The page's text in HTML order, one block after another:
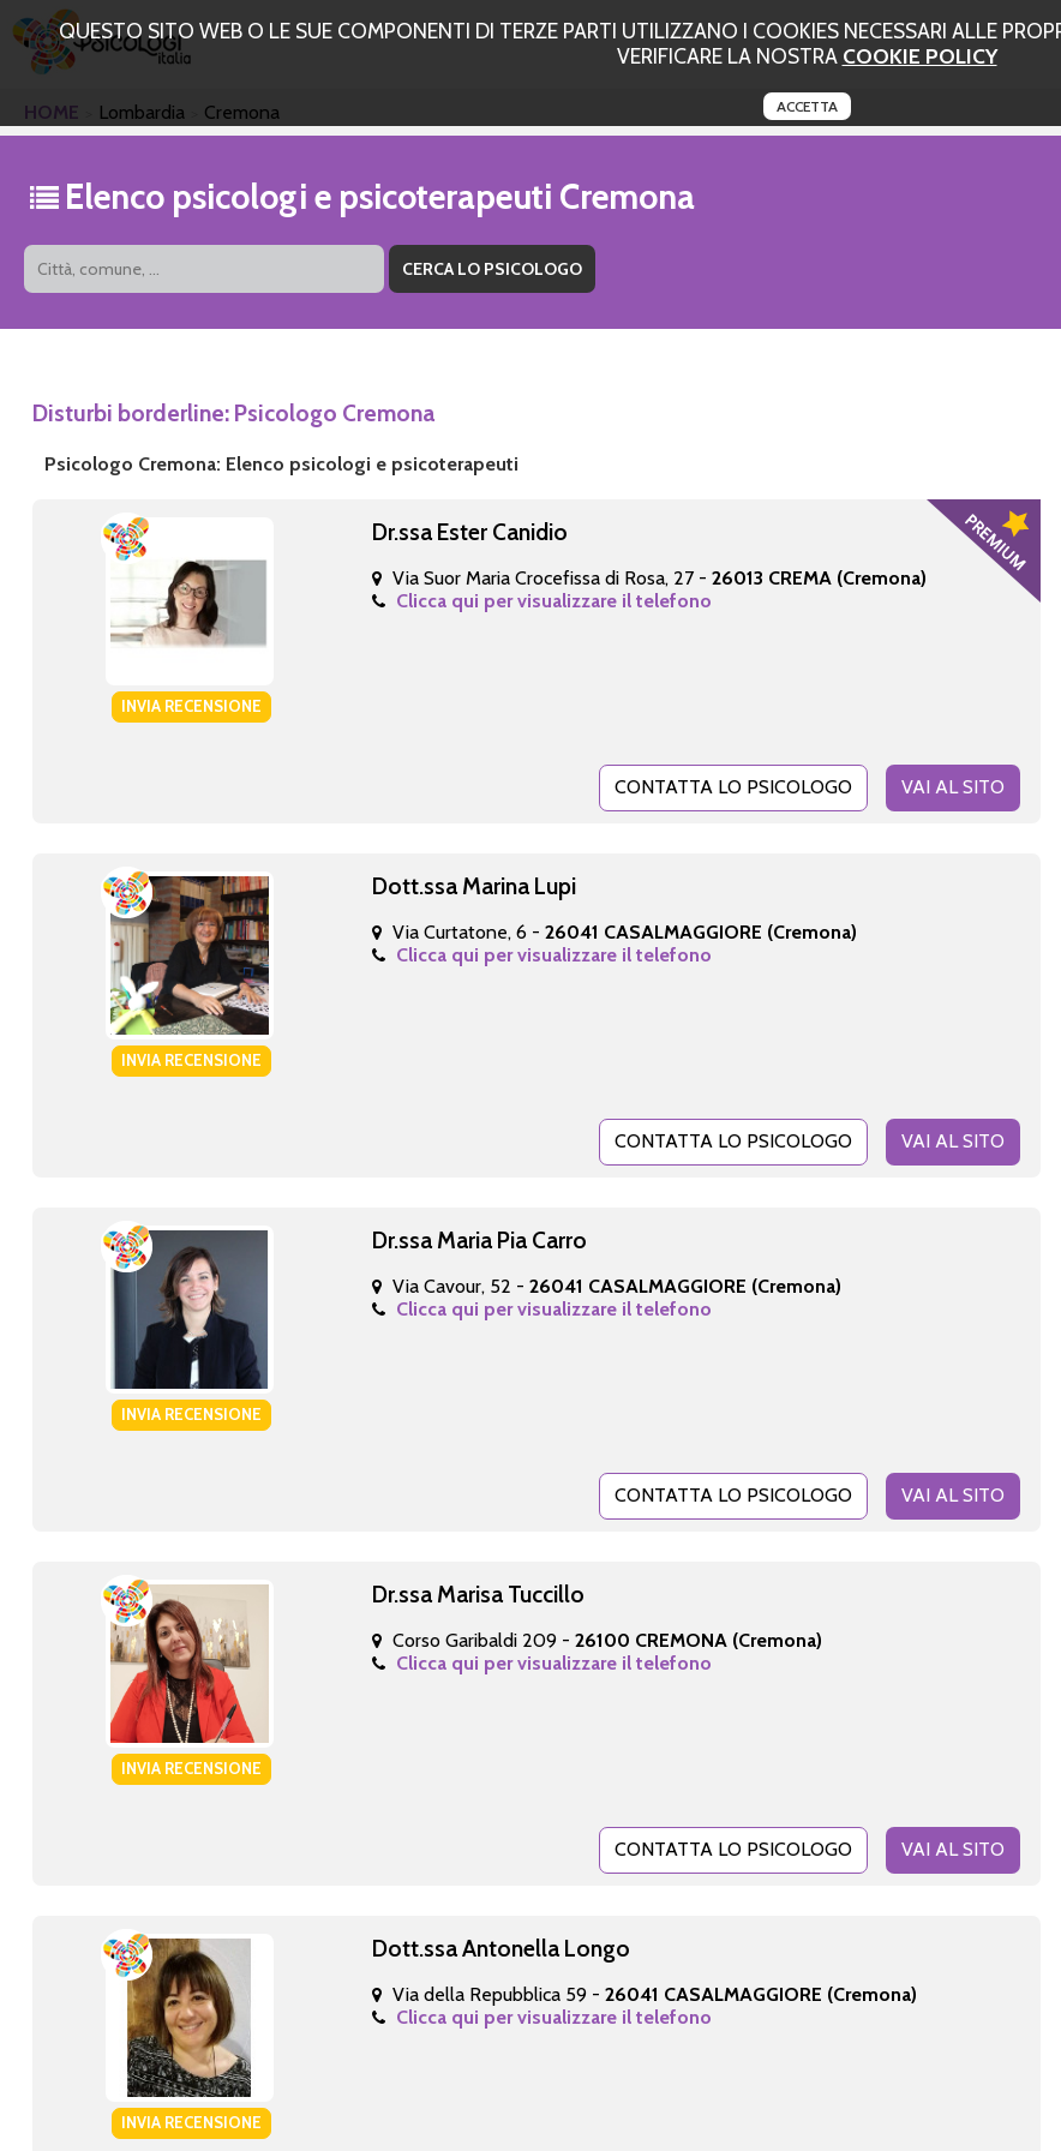
QUESTO SITO WEB O LE SUE COMPONENTI DI TERZE PARTI UTILIZZANO I COOKIES NECESSARI ALLE
VERIFICARE LA NOSTRA COOKIE POLICY
ACCETTA
HOME Lombardia Cremona
Elenco psicologi e psicoterapeuti Cremona
Disturbi borderline: Psicologo Cremona
Psicologo Cremona: Elenco psicologi e psicoterapeuti
INVIA RECENSIONE
Dr.ssa Ester Canidio
Via Suor Maria Crocefissa di Rosa, 27 -26013 CREMA (Cremona)
Clicca qui per visualizzare il telefono
CONTATTA LO PSICOLOGO VAI AL SITO
INVIA RECENSIONE
Dott.ssa Marina Lupi
Via Curtatone, 6 -26041 CASALMAGGIORE (Cremona)
Clicca qui per visualizzare il telefono
CONTATTA LO PSICOLOGO VAI AL SITO
INVIA RECENSIONE
Dr.ssa Maria Pia Carro
Via Cavour, 52 -26041 CASALMAGGIORE (Cremona)
Clicca qui per visualizzare il telefono
CONTATTA LO PSICOLOGO VAI AL SITO
INVIA RECENSIONE
Dr.ssa Marisa Tuccillo
Corso Garibaldi 209 -26100 CREMONA (Cremona)
Clicca qui per visualizzare il telefono
CONTATTA LO PSICOLOGO VAI AL SITO
INVIA RECENSIONE
Dott.ssa Antonella Longo
Via della Repubblica 59 -26041 CASALMAGGIORE (Cremona)
Clicca qui per visualizzare il telefono